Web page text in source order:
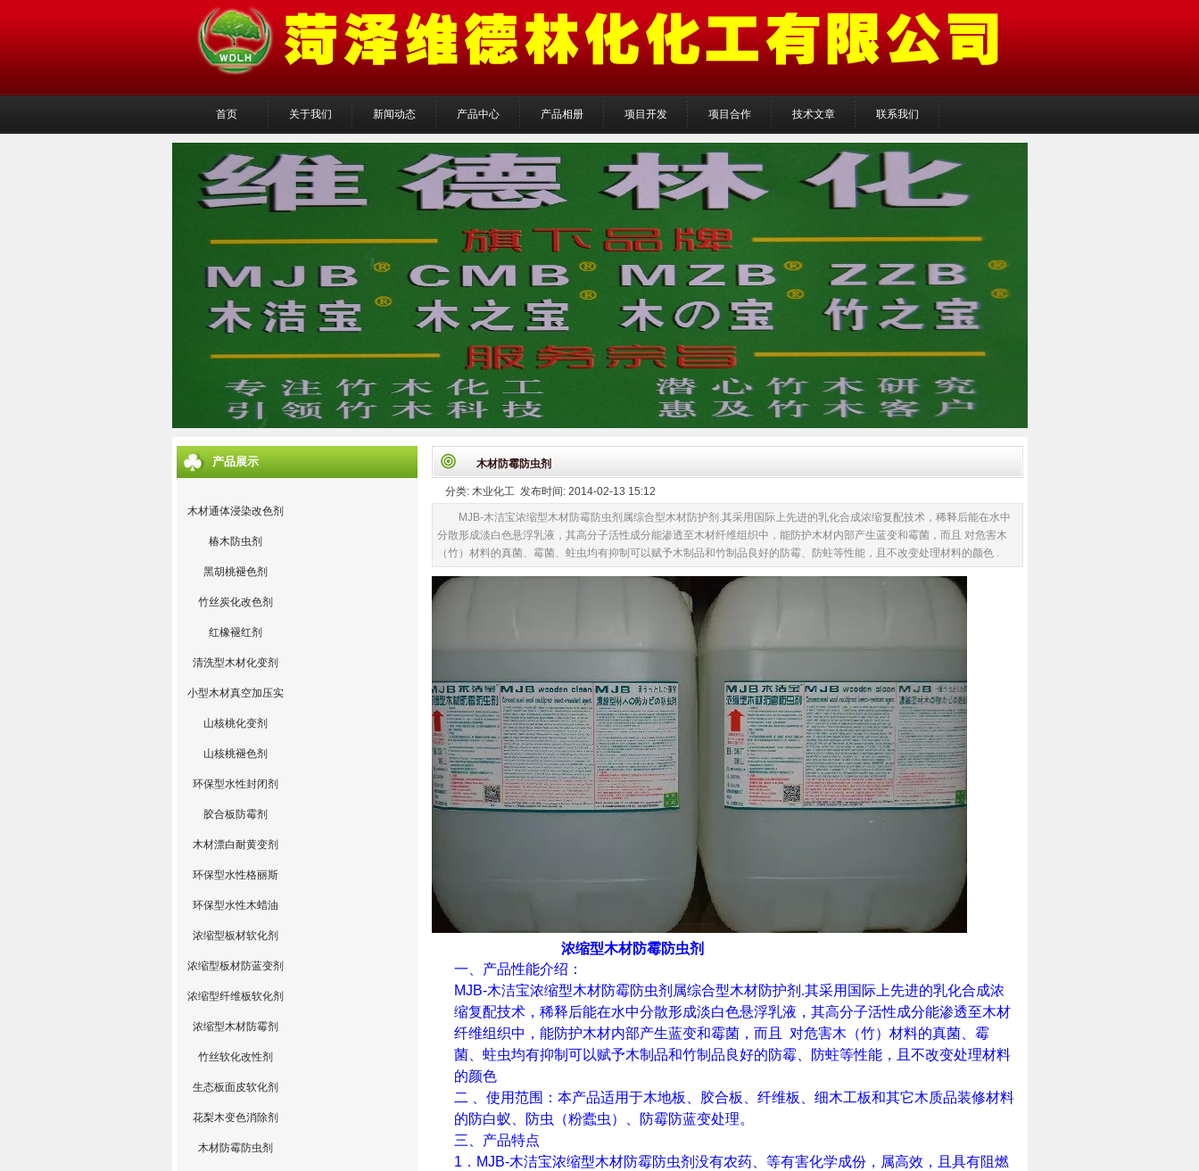
首页 关于我们 新闻动态 产品中心 产品相册 项目开发 项目合作 技术文章 联系我们
产品展示
木材通体浸染改色剂
椿木防虫剂
黑胡桃褪色剂
竹丝炭化改色剂
红橡褪红剂
清洗型木材化变剂
小型木材真空加压实
山核桃化变剂
山核桃褪色剂
环保型水性封闭剂
胶合板防霉剂
木材漂白耐黄变剂
环保型水性格丽斯
环保型水性木蜡油
浓缩型板材软化剂
浓缩型板材防蓝变剂
浓缩型纤维板软化剂
浓缩型木材防霉剂
竹丝软化改性剂
生态板面皮软化剂
花梨木变色消除剂
木材防霉防虫剂
木材防霉防虫剂
分类: 木业化工 发布时间: 2014-02-13 15:12
MJB-木洁宝浓缩型木材防霉防虫剂属综合型木材防护剂.其采用国际上先进的乳化合成浓缩复配技术，稀释后能在水中
分散形成淡白色悬浮乳液，其高分子活性成分能渗透至木材纤维组织中，能防护木材内部产生蓝变和霉菌，而且 对危害木
（竹）材料的真菌、霉菌、蛀虫均有抑制可以赋予木制品和竹制品良好的防霉、防蛀等性能，且不改变处理材料的颜色 .
浓缩型木材防霉防虫剂
一、产品性能介绍：
MJB-木洁宝浓缩型木材防霉防虫剂属综合型木材防护剂 .其采用国际上先进的乳化合成浓
缩复配技术，稀释后能在水中分散形成淡白色悬浮乳液，其高分子活性成分能渗透至木材
纤维组织中，能防护木材内部产生蓝变和霉菌，而且
对危害木（竹）材料的真菌、霉
菌、蛀虫均有抑制可以赋予木制品和竹制品良好的防霉、防蛀等性能，且不改变处理材料
的颜色
二
、使用范围：本产品适用于木地板、胶合板、纤维板、细木工板和其它木质品装修材料
的防白蚁、防虫（粉蠹虫）、防霉防蓝变处理。
三、产品特点
1 ． MJB-木洁宝浓缩型木材防霉防虫剂没有农药、等有害化学成份，属高效，且具有阻燃